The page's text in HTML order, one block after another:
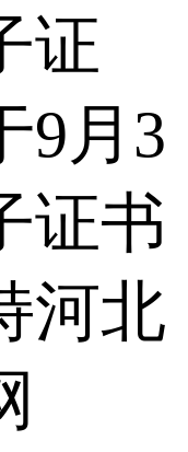
证
9月3
证书
河北